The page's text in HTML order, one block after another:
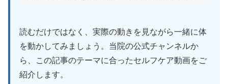
読むだけではなく、実際の動きを見ながら一緒に体
を動かしてみましょう。当院の公式チャンネルか
ら、この記事のテーマに合ったセルフケア動画をご
紹介します。